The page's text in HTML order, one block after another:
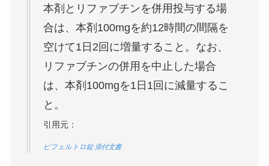
本剤とリファブチンを併用投与する場
合は、本剤100mgを約12時間の間隔を
空けて1日2回に増量すること。なお、
リファブチンの併用を中止した場合
は、本剤100mgを1日1回に減量するこ
と。
引用元：
ピフェルトロ錠 添付文書